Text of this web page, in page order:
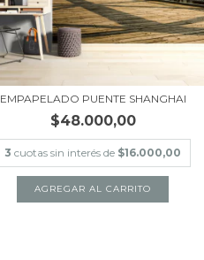
EMPAPELADO PUENTE SHANGHAI
$48.000,00
3 cuotas sin interés de $16.000,00
AGREGAR AL CARRITO